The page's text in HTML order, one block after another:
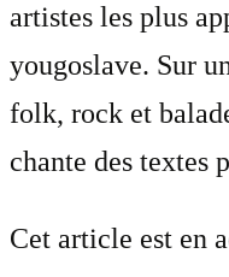
artistes les plus
yougoslave. Sur
folk, rock et
chante des textes
Cet article est en